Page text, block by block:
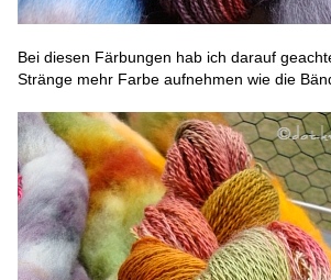
Bei diesen Färbungen hab ich darauf
Stränge mehr Farbe aufnehmen wie die